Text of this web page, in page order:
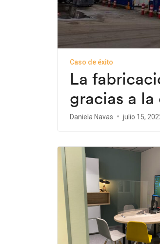
Caso de éxito
La
gracias a
Daniela Navas julio 15,